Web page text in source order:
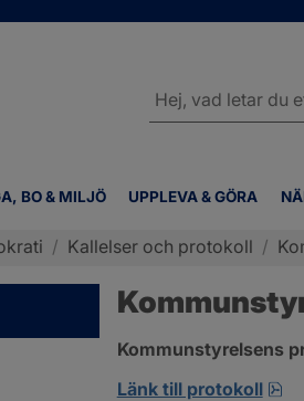
BO & MILJÖ UPPLEVA & GÖRA
webbplatsen
/ Kallelser och protokoll /
Kommunstyrelsens
Länk till protokoll